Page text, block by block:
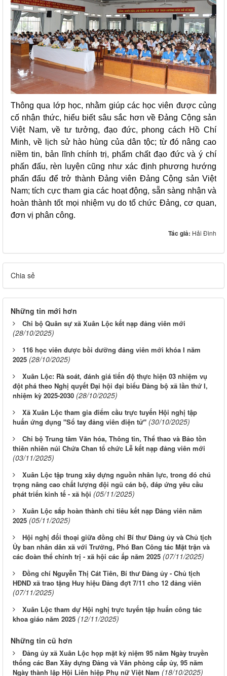
Thông qua lớp học, nhằm giúp các học viên được củng
cố nhận thức, hiểu biết sâu sắc hơn về Đảng Cộng sản
Việt Nam, về tư tưởng, đạo đức, phong cách Hồ Chí
Minh, về lịch sử hào hùng của dân tộc; từ đó nâng cao
niềm tin, bản lĩnh chính trị, phẩm chất đạo đức và ý chí
phấn đấu, rèn luyện cũng như xác định phương hướng
phấn đấu để trở thành Đảng viên Đảng Cộng sản Việt
Nam; tích cực tham gia các hoạt động, sẵn sàng nhận và
hoàn thành tốt mọi nhiệm vụ do tổ chức Đảng, cơ quan,
đơn vị phân công.
Tác giả: Hải Đình
Chia sẻ
Những tin mới hơn
Chi bộ Quân sự xã Xuân Lộc kết nạp đảng viên mới
(28/10/2025)
116 học viên được bồi dưỡng đảng viên mới khóa I năm
2025 (28/10/2025)
Xuân Lộc: Rà soát, đánh giá tiến độ thực hiện 03 nhiệm vụ
đột phá theo Nghị quyết Đại hội đại biểu Đảng bộ xã lần thứ I,
nhiệm kỳ 2025-2030 (28/10/2025)
Xã Xuân Lộc tham gia điểm cầu trực tuyến Hội nghị tập
huấn ứng dụng "Sổ tay đảng viên điện tử" (30/10/2025)
Chi bộ Trung tâm Văn hóa, Thông tin, Thể thao và Bảo tồn
thiên nhiên núi Chứa Chan tổ chức Lễ kết nạp đảng viên mới
(03/11/2025)
Xuân Lộc tập trung xây dựng nguồn nhân lực, trong đó chú
trọng nâng cao chất lượng đội ngũ cán bộ, đáp ứng yêu cầu
phát triển kinh tế - xã hội (05/11/2025)
Xuân Lộc sắp hoàn thành chỉ tiêu kết nạp Đảng viên năm
2025 (05/11/2025)
Hội nghị đối thoại giữa đồng chí Bí thư Đảng ủy và Chủ tịch
Ủy ban nhân dân xã với Trưởng, Phó Ban Công tác Mặt trận và
các đoàn thể chính trị - xã hội các ấp năm 2025 (07/11/2025)
Đồng chí Nguyễn Thị Cát Tiên, Bí thư Đảng ủy - Chủ tịch
HĐND xã trao tặng Huy hiệu Đảng đợt 7/11 cho 12 đảng viên
(07/11/2025)
Xuân Lộc tham dự Hội nghị trực tuyến tập huấn công tác
khoa giáo năm 2025 (12/11/2025)
Những tin cũ hơn
Đảng ủy xã Xuân Lộc họp mặt kỷ niệm 95 năm Ngày truyền
thống các Ban Xây dựng Đảng và Văn phòng cấp ủy, 95 năm
Ngày thành lập Hội Liên hiệp Phụ nữ Việt Nam (18/10/2025)